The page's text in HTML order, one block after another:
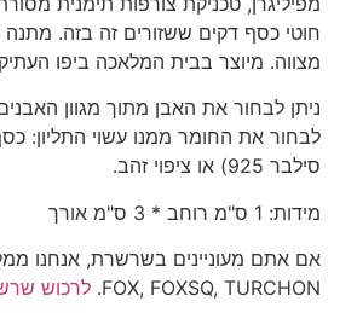
חוטי כסף דקים ששזורים זה בזה.
מצווה. מיוצר בבית המלאכה ביפו
ניתן לבחור את האבן מתוך מגוון
לבחור את החומר ממנו עשוי התליון:
סילבר 925) או ציפוי זהב.
מידות: 1 ס"מ רוחב * 3 ס"מ אורך
FOX, FOXSQ, TURCHON. לרכוש